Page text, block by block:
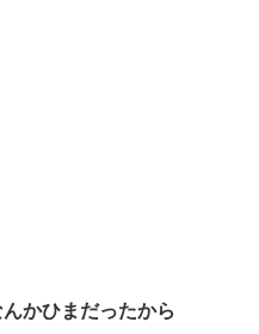
かひまだったから